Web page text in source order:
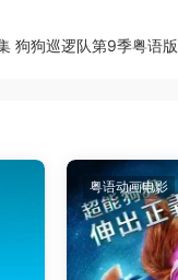
狗狗巡逻队第9季粤语版
粤语动画电影